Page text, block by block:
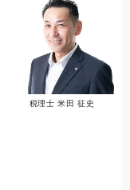
税理士 米田 征史